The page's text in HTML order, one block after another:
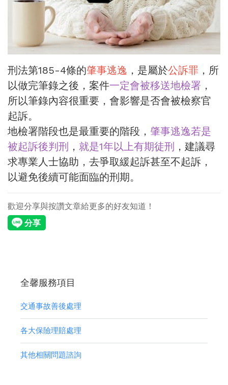
刑法第185-4條的肇事逃逸 ，是屬於公訴罪 ，所
以做完筆錄之後，案件一定會被移送地檢署 ，
所以筆錄內容很重要，會影響是否會被檢察官
起訴。
地檢署階段也是最重要的階段， 肇事逃逸若是
被起訴後判刑 ， 就是1年以上有期徒刑 ，建議尋
求專業人士協助，去爭取緩起訴甚至不起訴，
以避免後續可能面臨的刑期。
歡迎分享與按讚文章給更多的好友知道！
全馨服務項目
交通事故善後處理
各大保險理賠處理
其他相關問題諮詢